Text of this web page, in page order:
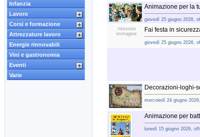
Infanzia
Lavoro
Corsi e formazione
Attrezzature lavoro
Energie rinnovabili
Vini e gastronomia
Eventi
Varie
Animazione per la
giovedì 25 giugno 2026,
nessuna
immagine
Fai festa in
giovedì 25 giugno 2026,
Decorazioni-loghi-
mercoledì 24 giugno
Animazione per
lunedì 15 giugno 2026,